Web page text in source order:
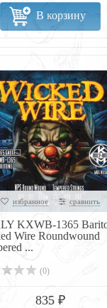
В корзину
избранное сравнить
KXWB-1365
Wire Roundwound
...
(0)
835 ₽